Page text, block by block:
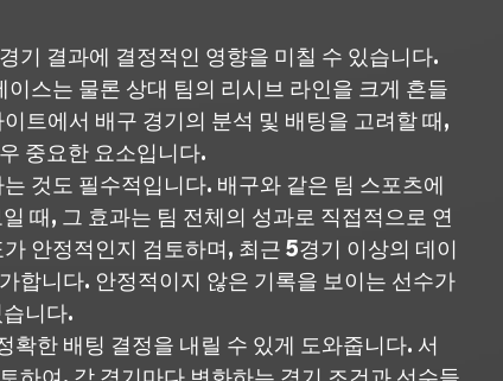
기 결과에 결정적인 영향을 미칠 수 있습니다.
스는 물론 상대 팀의 리시브 라인을 크게 흔들
트에서 배구 경기의 분석 및 배팅을 고려할 때,
중요한 요소입니다.
것도 필수적입니다. 배구와 같은 팀 스포츠에
때, 그 효과는 팀 전체의 성과로 직접적으로 연
안정적인지 검토하며, 최근 5경기 이상의 데이
합니다. 안정적이지 않은 기록을 보이는 선수가
니다.
한 배팅 결정을 내릴 수 있게 도와줍니다. 서